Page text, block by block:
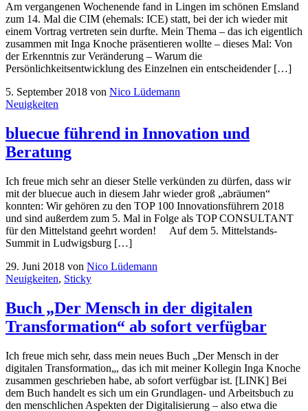
Am vergangenen Wochenende fand in Lingen im schönen Emsland
zum 14. Mal die CIM (ehemals: ICE) statt, bei der ich wieder mit
einem Vortrag vertreten sein durfte. Mein Thema – das ich eigentlich
zusammen mit Inga Knoche präsentieren wollte – dieses Mal: Von
der Erkenntnis zur Veränderung – Warum die
Persönlichkeitsentwicklung des Einzelnen ein entscheidender […]
5. September 2018 von Nico Lüdemann
Neuigkeiten
bluecue führend in Innovation und
Beratung
Ich freue mich sehr an dieser Stelle verkünden zu dürfen, dass wir
mit der bluecue auch in diesem Jahr wieder groß „abräumen“
konnten: Wir gehören zu den TOP 100 Innovationsführern 2018
und sind außerdem zum 5. Mal in Folge als TOP CONSULTANT
für den Mittelstand geehrt worden! Auf dem 5. Mittelstands-
Summit in Ludwigsburg […]
29. Juni 2018 von Nico Lüdemann
Neuigkeiten, Sticky
Buch „Der Mensch in der digitalen
Transformation“ ab sofort verfügbar
Ich freue mich sehr, dass mein neues Buch „Der Mensch in der
digitalen Transformation„, das ich mit meiner Kollegin Inga Knoche
zusammen geschrieben habe, ab sofort verfügbar ist. [LINK] Bei
dem Buch handelt es sich um ein Grundlagen- und Arbeitsbuch zu
den menschlichen Aspekten der Digitalisierung – also etwa die